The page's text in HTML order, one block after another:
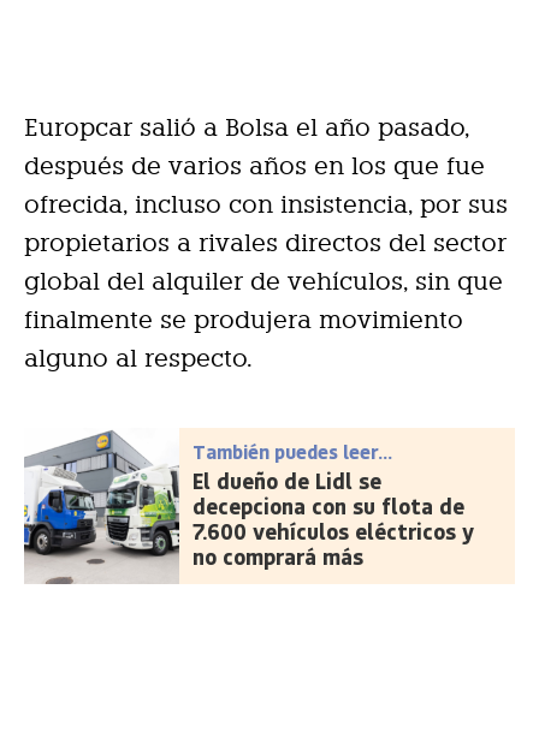
Europcar salió a Bolsa el año pasado,
después de varios años en los que fue
ofrecida, incluso con insistencia, por sus
propietarios a rivales directos del sector
global del alquiler de vehículos, sin que
finalmente se produjera movimiento
alguno al respecto.
También puedes leer...
El dueño de Lidl se
decepciona con su flota de
7.600 vehículos eléctricos y
no comprará más